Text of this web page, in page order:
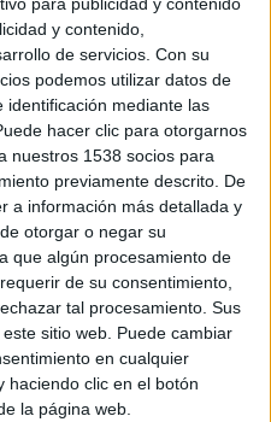
y contenido,
de servicios. Con su
podemos utilizar datos de
identificación mediante las
hacer clic para otorgarnos
nuestros 1538 socios para
previamente descrito. De
a información más detallada y
otorgar o negar su
que algún procesamiento de
de su consentimiento,
tal procesamiento. Sus
sitio web. Puede cambiar
en cualquier
haciendo clic en el botón
la página web.
de 2026
de Oteiza
Edu Rojo
Seró
Valls, Joana Bernat
Cristina Gómez
Elena Custodio
López
Nerini
Roig
Roig